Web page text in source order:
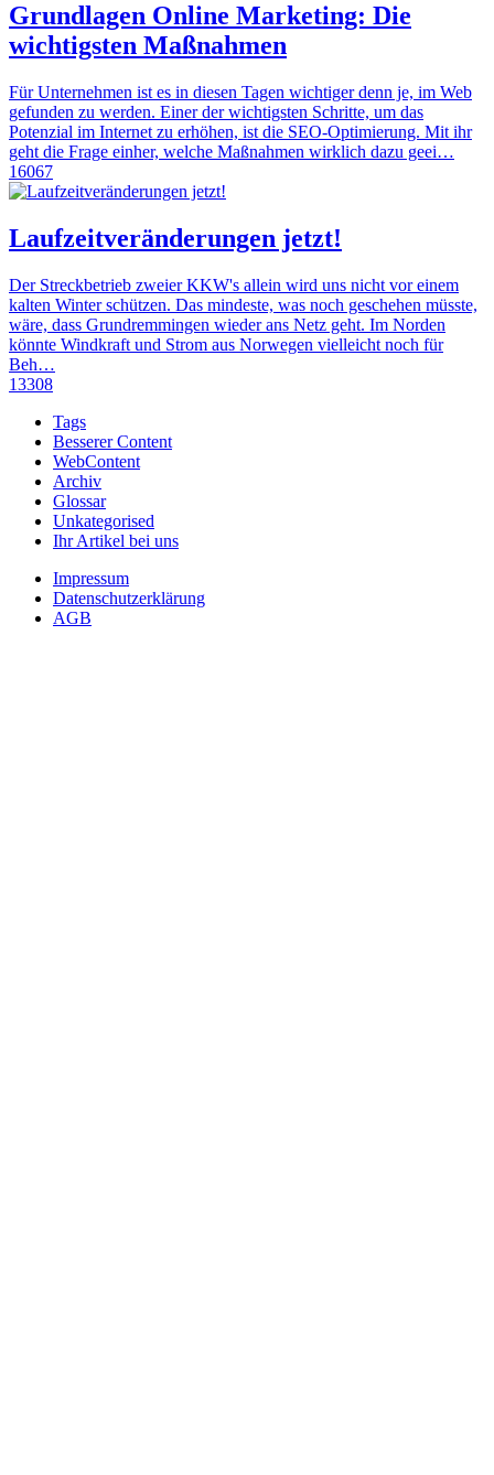
Grundlagen Online Marketing: Die
wichtigsten Maßnahmen
Für Unternehmen ist es in diesen Tagen wichtiger denn je, im Web
gefunden zu werden. Einer der wichtigsten Schritte, um das
Potenzial im Internet zu erhöhen, ist die SEO-Optimierung. Mit ihr
geht die Frage einher, welche Maßnahmen wirklich dazu geei…
16067
Laufzeitveränderungen jetzt!
Der Streckbetrieb zweier KKW's allein wird uns nicht vor einem
kalten Winter schützen. Das mindeste, was noch geschehen müsste,
wäre, dass Grundremmingen wieder ans Netz geht. Im Norden
könnte Windkraft und Strom aus Norwegen vielleicht noch für
Beh…
13308
Tags
Besserer Content
WebContent
Archiv
Glossar
Unkategorised
Ihr Artikel bei uns
Impressum
Datenschutzerklärung
AGB